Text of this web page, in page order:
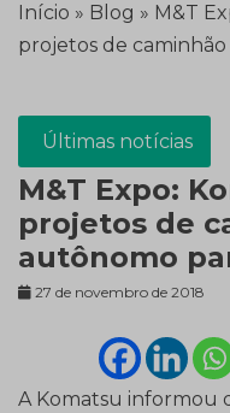
Início » Blog » M&T
projetos de caminhão
Últimas notícias
M&T Expo:
projetos de
autônomo
27 de novembro de 2018
A Komatsu informou